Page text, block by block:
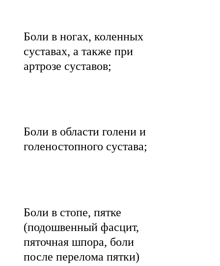
Боли в ногах, коленных
суставах, а также при
артрозе суставов;
Боли в области голени и
голеностопного сустава;
Боли в стопе, пятке
(подошвенный фасцит,
пяточная шпора, боли
после перелома пятки)